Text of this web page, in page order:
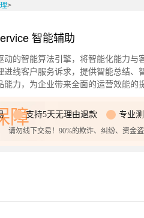
>
智能辅助
动的智能算法引擎，将智能化能力与
进线客户服务诉求，提供智能总结
能力，为企业带来全面的运营效能的
障支持5天无理由退款 专业
请勿线下交易！90%的欺诈、纠纷、资金